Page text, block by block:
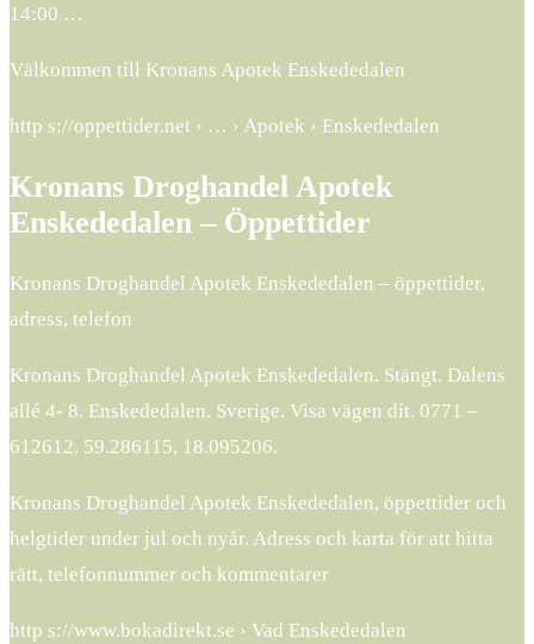
14:00 …
Välkommen till Kronans Apotek Enskededalen
http s://oppettider.net › … › Apotek › Enskededalen
Kronans Droghandel Apotek
Enskededalen – Öppettider
Kronans Droghandel Apotek Enskededalen – öppettider,
adress, telefon
Kronans Droghandel Apotek Enskededalen. Stängt. Dalens
allé 4- 8. Enskededalen. Sverige. Visa vägen dit. 0771 –
612612. 59.286115, 18.095206.
Kronans Droghandel Apotek Enskededalen, öppettider och
helgtider under jul och nyår. Adress och karta för att hitta
rätt, telefonnummer och kommentarer
http s://www.bokadirekt.se › Vad Enskededalen